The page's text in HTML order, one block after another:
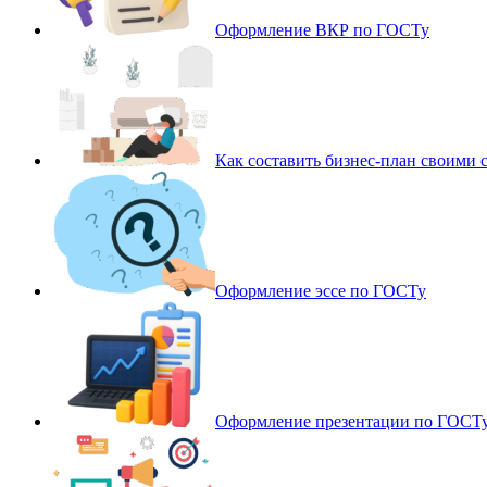
Оформление ВКР по ГОСТу
Как составить бизнес-план своими
Оформление эссе по ГОСТу
Оформление презентации по